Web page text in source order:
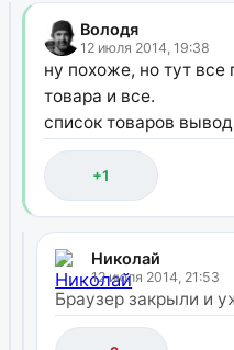
Володя
12 июля 2014, 19:38
ну похоже, но тут
товара и все.
список товаров
+1
Николай
12 июля 2014, 21:53
Браузер закрыли и